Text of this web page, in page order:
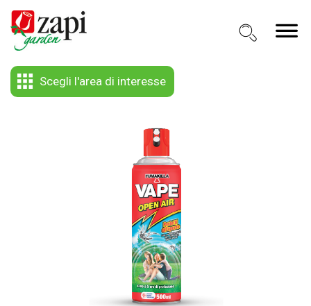
Scegli l'area di interesse